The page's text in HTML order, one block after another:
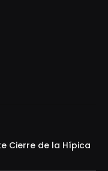
Cierre de la Hípica